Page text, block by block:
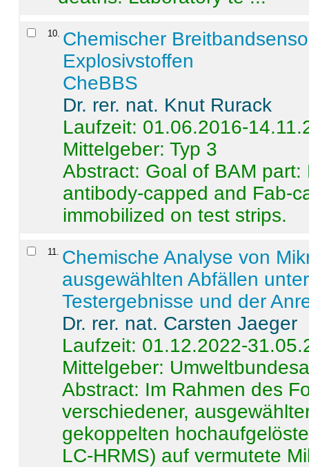
10 Chemischer
Explosivstoffen
CheBBS
Dr. rer. nat. Knut Rurack
Laufzeit: 01.06.2016-
Mittelgeber: Typ 3
Abstract: Goal of BAM
antibody-capped and Fab-
immobilized on test strips.
11
Chemische Analyse von
ausgewählten Abfällen
Testergebnisse und der
Dr. rer. nat. Carsten Jaeger
Laufzeit: 01.12.2022-
Mittelgeber:
Abstract: Im Rahmen des
verschiedener,
gekoppelten
LC-HRMS) auf vermutete